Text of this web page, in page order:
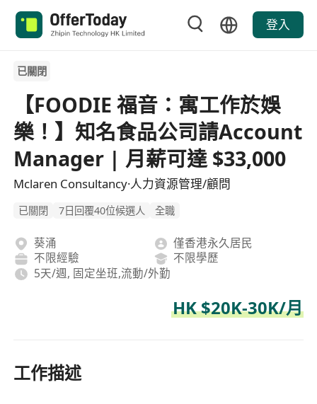
登入
已關閉
【FOODIE 福音：寓工作於娛
樂！】知名食品公司請Account
Manager | 月薪可達 $33,000
Mclaren Consultancy·人力資源管理/顧問
已關閉 7日回覆40位候選人 全職
葵涌
僅香港永久居民
不限經驗
不限學歷
5天/週, 固定坐班,流動/外勤
HK $20K-30K/月
工作描述